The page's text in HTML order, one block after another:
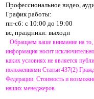
Профессиональное видео,
График работы:
пн-сб: с 10:00 до 19:00
вс, праздники: выходн
Обращаем ваше внимание на то,
информация носит
каких условиях не является
положениями Статьи 437(2)
Федерации. Стоимость и
наших менеджеров.